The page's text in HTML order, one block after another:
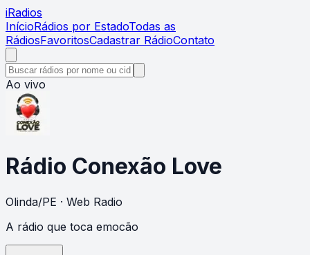
iRadios
InícioRádios por EstadoTodas as
RádiosFavoritosCadastrar RádioContato
Ao vivo
Rádio Conexão Love
Olinda/PE · Web Radio
A rádio que toca emocão